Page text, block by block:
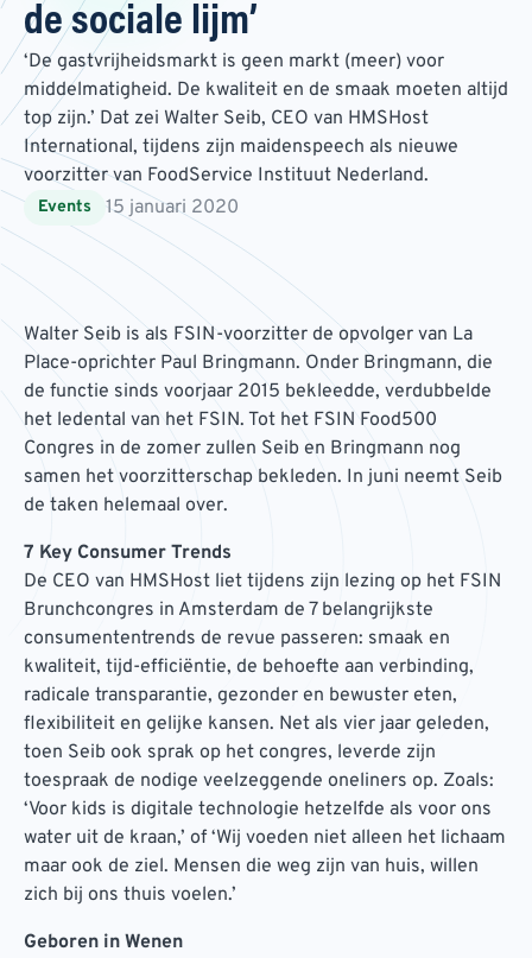
de sociale lijm’
‘De gastvrijheidsmarkt is geen markt (meer) voor
middelmatigheid. De kwaliteit en de smaak moeten altijd
top zijn.’ Dat zei Walter Seib, CEO van HMSHost
International, tijdens zijn maidenspeech als nieuwe
voorzitter van FoodService Instituut Nederland.
Events 15 januari 2020
Walter Seib is als FSIN-voorzitter de opvolger van La
Place-oprichter Paul Bringmann. Onder Bringmann, die
de functie sinds voorjaar 2015 bekleedde, verdubbelde
het ledental van het FSIN. Tot het FSIN Food500
Congres in de zomer zullen Seib en Bringmann nog
samen het voorzitterschap bekleden. In juni neemt Seib
de taken helemaal over.
7 Key Consumer Trends
De CEO van HMSHost liet tijdens zijn lezing op het FSIN
Brunchcongres in Amsterdam de 7 belangrijkste
consumententrends de revue passeren: smaak en
kwaliteit, tijd-efficiëntie, de behoefte aan verbinding,
radicale transparantie, gezonder en bewuster eten,
flexibiliteit en gelijke kansen. Net als vier jaar geleden,
toen Seib ook sprak op het congres, leverde zijn
toespraak de nodige veelzeggende oneliners op. Zoals:
‘Voor kids is digitale technologie hetzelfde als voor ons
water uit de kraan,’ of ‘Wij voeden niet alleen het lichaam
maar ook de ziel. Mensen die weg zijn van huis, willen
zich bij ons thuis voelen.’
Geboren in Wenen